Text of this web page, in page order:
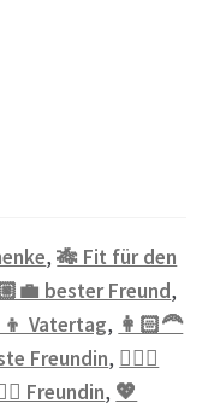
,🎋 Fit für den
bester Freund,
Vatertag, 👩🏻‍🦰
Freundin, 👱🏼‍♂️
Freundin, 💖